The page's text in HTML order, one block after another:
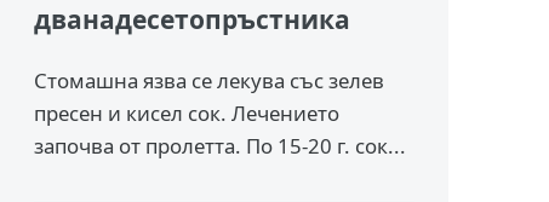
дванадесетопръстника
Стомашна язва се лекува със зелев
пресен и кисел сок. Лечението
започва от пролетта. По 15-20 г. сок...